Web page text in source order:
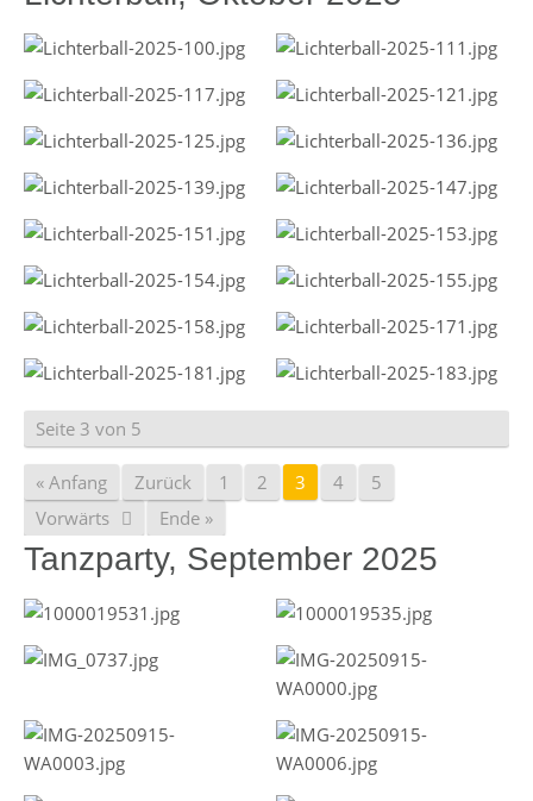
Seite 3 von 5
« Anfang Zurück 1 2 3 4
5
Vorwärts
Ende »
Tanzparty, September 2025